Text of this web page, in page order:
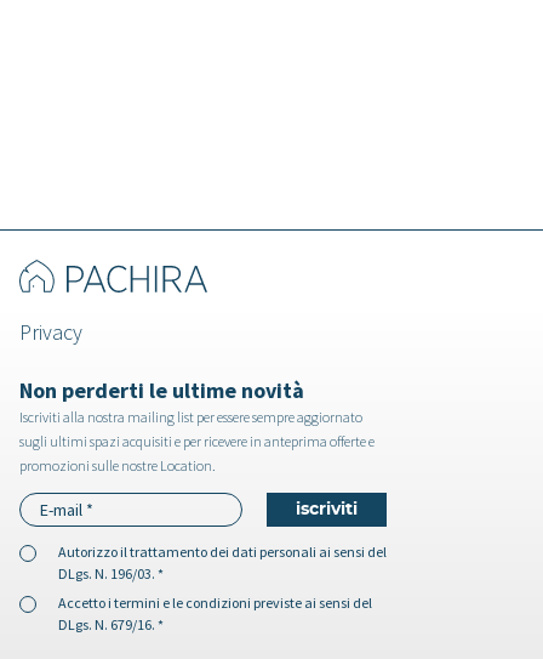
Privacy
Non perderti le ultime novità
Iscriviti alla nostra mailing list per essere sempre aggiornato
sugli ultimi spazi acquisiti e per ricevere in anteprima offerte e
promozioni sulle nostre Location.
Autorizzo iltrattamento dei dati personali ai sensi del
DLgs. N. 196/03. *
Accetto i termini e le condizioni previste ai sensi del
DLgs. N. 679/16. *